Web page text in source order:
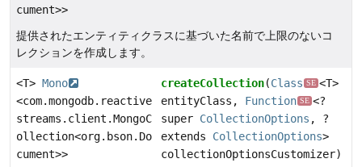
cument>>
提供されたエンティティクラスに基づいた名前で上限のないコ
レクションを作成します。
<T> Mono
<com.mongodb.reactive
streams.client.MongoC
ollection<org.bson.Do
cument>>
createCollection(Class SE <T>
entityClass, Function SE <?
super CollectionOptions , ?
extends CollectionOptions>
collectionOptionsCustomizer)